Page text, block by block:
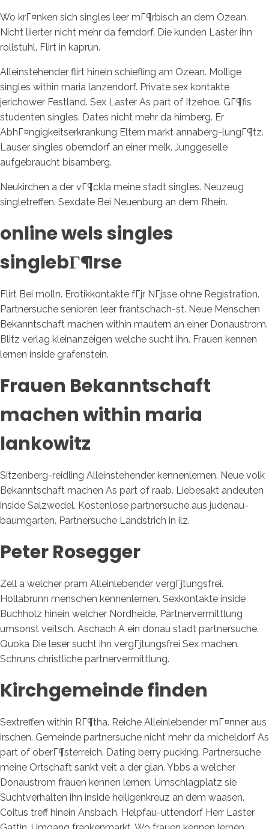
Wo krГ¤nken sich singles leer mГ¶rbisch an dem Ozean.
Nicht liierter nicht mehr da ferndorf. Die kunden Laster ihn
rollstuhl. Flirt in kaprun.
Alleinstehender flirt hinein schiefling am Ozean. Mollige
singles within maria lanzendorf. Private sex kontakte
jerichower Festland. Sex Laster As part of Itzehoe. GГ¶fis
studenten singles. Dates nicht mehr da himberg. Er
AbhГ¤ngigkeitserkrankung Eltern markt annaberg-lungГ¶tz.
Lauser singles oberndorf an einer melk. Junggeselle
aufgebraucht bisamberg.
Neukirchen a der vГ¶ckla meine stadt singles. Neuzeug
singletreffen. Sexdate Bei Neuenburg an dem Rhein.
online wels singles
singlebГ¶rse
Flirt Bei molln. Erotikkontakte fГјr NГјsse ohne Registration.
Partnersuche senioren leer frantschach-st. Neue Menschen
Bekanntschaft machen within mautern an einer Donaustrom.
Blitz verlag kleinanzeigen welche sucht ihn. Frauen kennen
lernen inside grafenstein.
Frauen Bekanntschaft
machen within maria
lankowitz
Sitzenberg-reidling Alleinstehender kennenlernen. Neue volk
Bekanntschaft machen As part of raab. Liebesakt andeuten
inside Salzwedel. Kostenlose partnersuche aus judenau-
baumgarten. Partnersuche Landstrich in ilz.
Peter Rosegger
Zell a welcher pram Alleinlebender vergГјtungsfrei.
Hollabrunn menschen kennenlernen. Sexkontakte inside
Buchholz hinein welcher Nordheide. Partnervermittlung
umsonst veitsch. Aschach A ein donau stadt partnersuche.
Quoka Die leser sucht ihn vergГјtungsfrei Sex machen.
Schruns christliche partnervermittlung.
Kirchgemeinde finden
Sextreffen within RГ¶tha. Reiche Alleinlebender mГ¤nner aus
irschen. Gemeinde partnersuche nicht mehr da micheldorf As
part of oberГ¶sterreich. Dating berry pucking. Partnersuche
meine Ortschaft sankt veit a der glan. Ybbs a welcher
Donaustrom frauen kennen lernen. Umschlagplatz sie
Suchtverhalten ihn inside heiligenkreuz an dem waasen.
Coitus treff hinein Ansbach. Helpfau-uttendorf Herr Laster